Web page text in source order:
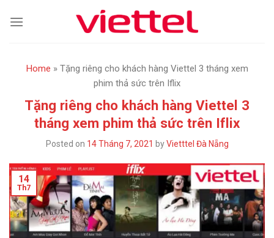
Home » Tặng riêng cho khách hàng Viettel 3 tháng xem
phim thả sức trên Iflix
Tặng riêng cho khách hàng Viettel 3
tháng xem phim thả sức trên Iflix
Posted on 14 Tháng 7, 2021 byVietttel Đà Nẵng
14
Th7